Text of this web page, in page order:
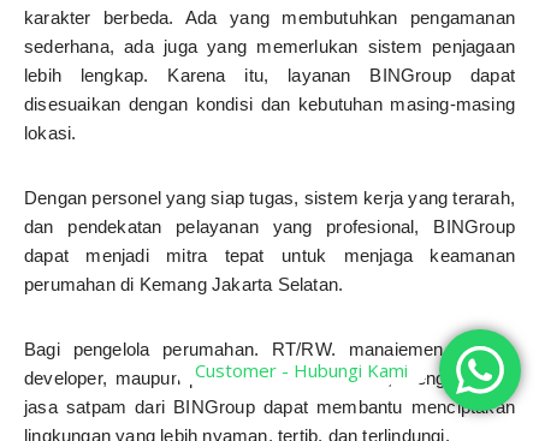
karakter berbeda. Ada yang membutuhkan pengamanan
sederhana, ada juga yang memerlukan sistem penjagaan
lebih lengkap. Karena itu, layanan BINGroup dapat
disesuaikan dengan kondisi dan kebutuhan masing-masing
lokasi.
Dengan personel yang siap tugas, sistem kerja yang terarah,
dan pendekatan pelayanan yang profesional, BINGroup
dapat menjadi mitra tepat untuk menjaga keamanan
perumahan di Kemang Jakarta Selatan.
Bagi pengelola perumahan, RT/RW, manajemen cluster,
developer, maupun pemilik kawasan hunian, menggunakan
jasa satpam dari BINGroup dapat membantu menciptakan
lingkungan yang lebih nyaman, tertib, dan terlindungi.
Customer - Hubungi Kami